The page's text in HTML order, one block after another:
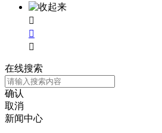



在线搜索
确认
取消
新闻中心